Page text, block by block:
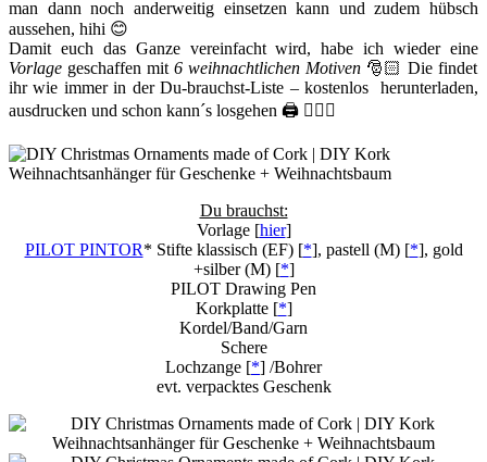
man dann noch anderweitig einsetzen kann und zudem hübsch
aussehen, hihi 😊
Damit euch das Ganze vereinfacht wird, habe ich wieder eine
Vorlage geschaffen mit 6 weihnachtlichen Motiven 🎅🏻 Die findet
ihr wie immer in der Du-brauchst-Liste – kostenlos herunterladen,
ausdrucken und schon kann´s losgehen 🖨 🙋🏻‍♀️
Du brauchst:
Vorlage [hier]
PILOT PINTOR* Stifte klassisch (EF) [*], pastell (M) [*], gold
+silber (M) [*]
PILOT Drawing Pen
Korkplatte [*]
Kordel/Band/Garn
Schere
Lochzange [*] /Bohrer
evt. verpacktes Geschenk